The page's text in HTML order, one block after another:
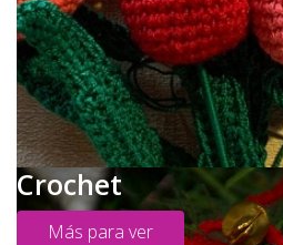
Crochet
Más para ver